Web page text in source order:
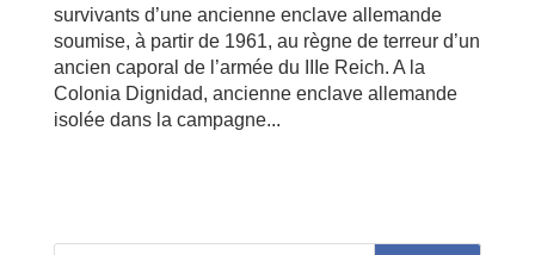
survivants d’une ancienne enclave allemande
soumise, à partir de 1961, au règne de terreur d’un
ancien caporal de l’armée du IIIe Reich. A la
Colonia Dignidad, ancienne enclave allemande
isolée dans la campagne...